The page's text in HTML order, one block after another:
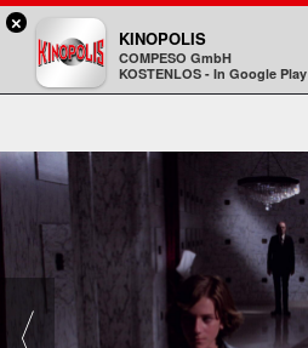
Kinopolis
×
KINOPOLIS
COMPESO GmbH
KOSTENLOS - In Google Play